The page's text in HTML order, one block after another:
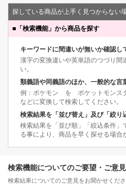
探している商品が上手く見つからない
■ 「検索機能」から商品を探す
キーワードに間違いが無いか確認し
漢字の変換違いや英単語のつづり間
い。
類義語や同義語のほか、一般的な言
例：ポケモン を ポケットモンス
などに変換して検索してください。
検索結果を「並び替え」及び「絞り
検索結果を「並び順」「絞込条件」
る事により、商品を早く探せる場合
検索機能についてのご要望・ご意見
検索結果についてのご意見をお聞かせくださ